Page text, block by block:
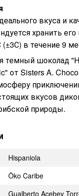
вкуса и
хранить его
(±3С) в течение 9
темный шоколад
от Sisters A.
вкусов
природы.
Hispaniola
Öko Caribe
Gualberto Acebey